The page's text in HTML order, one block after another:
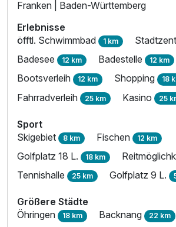
Franken | Baden-Württemberg
Erlebnisse
öfftl. Schwimmbad 1 km
Badesee 12 km Badestelle 12 km
Bootsverleih 12 km Shopping 18
Fahrradverleih 25 km Kasino 25
Sport
Skigebiet 8 km Fischen 12 km
Golfplatz 18 L. 18 km
Tennishalle 25 km Golfplatz 9 L.
Größere Städte
Öhringen 18 km Backnang 22 km